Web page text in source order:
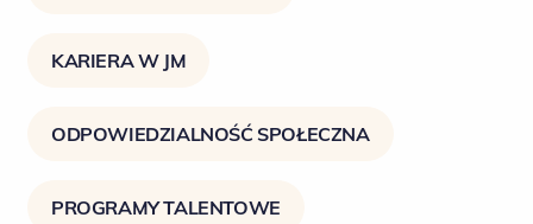
KARIERA W JM
ODPOWIEDZIALNOŚĆ SPOŁECZNA
PROGRAMY TALENTOWE